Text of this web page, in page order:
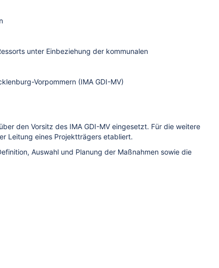
unter Einbeziehung der kommunalen
Vorpommern (IMA GDI-MV)
den Vorsitz des IMA GDI-MV eingesetzt. Für die weitere
Leitung eines Projektträgers etabliert.
Auswahl und Planung der Maßnahmen sowie die